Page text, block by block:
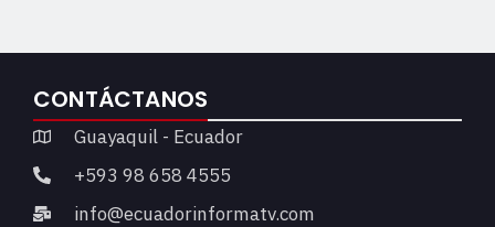
CONTÁCTANOS
Guayaquil - Ecuador
+593 98 658 4555
info@ecuadorinformatv.com